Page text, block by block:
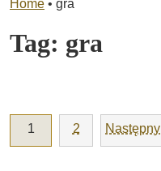
Home • gra
Tag: gra
1 2 Następny